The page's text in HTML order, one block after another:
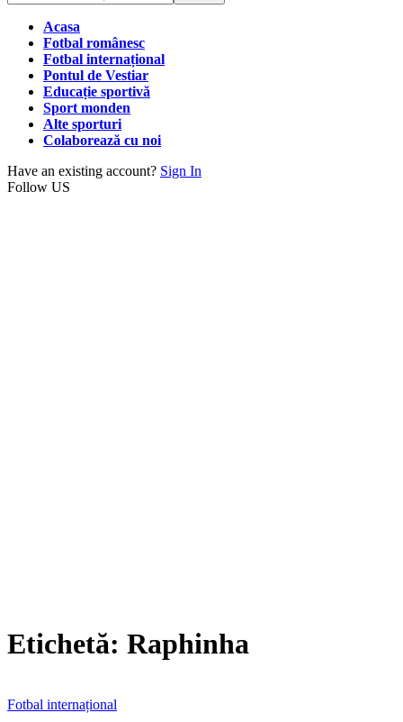
Acasa
Fotbal românesc
Fotbal internațional
Pontul de Vestiar
Educație sportivă
Sport monden
Alte sporturi
Colaborează cu noi
Have an existing account? Sign In
Follow US
Etichetă: Raphinha
Fotbal internațional